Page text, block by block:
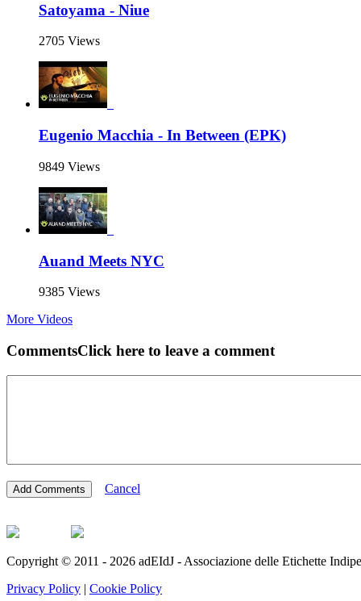
Satoyama - Niue
2705 Views
Eugenio Macchia - In Between (EPK)
9849 Views
Auand Meets NYC
9385 Views
More Videos
CommentsClick here to leave a comment
Cancel
Copyright © 2011 - 2026 adEIdJ - Associazione delle Etichette
Privacy Policy | Cookie Policy